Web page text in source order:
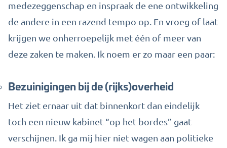
medezeggenschap en inspraak de ene ontwikkeling
de andere in een razend tempo op. En vroeg of laat
krijgen we onherroepelijk met één of meer van
deze zaken te maken. Ik noem er zo maar een paar:
Bezuinigingen bij de (rijks)overheid
Het ziet ernaar uit dat binnenkort dan eindelijk
toch een nieuw kabinet “op het bordes” gaat
verschijnen. Ik ga mij hier niet wagen aan politieke